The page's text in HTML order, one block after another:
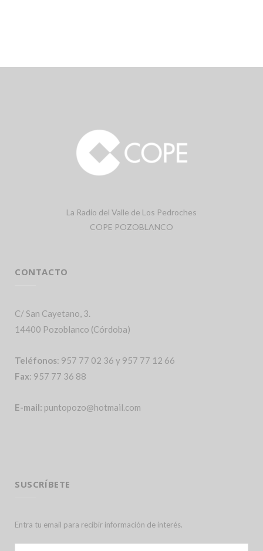
La Radio del Valle de Los Pedroches
COPE POZOBLANCO
CONTACTO
C/ San Cayetano, 3.
14400 Pozoblanco (Córdoba)
Teléfonos: 957 77 02 36 y 957 77 12 66
Fax: 957 77 36 88
E-mail: puntopozo@hotmail.com
SUSCRÍBETE
Entra tu email para recibir información de interés.